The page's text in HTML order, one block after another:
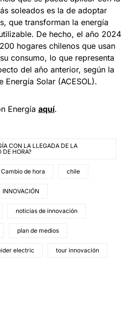
soleados es la de adoptar
que transforman la energía
De hecho, el año 2024
hogares chilenos que usan
consumo, lo que representa
del año anterior, según la
Energía Solar (ACESOL).
Energía aquí.
CON LA LLEGADA DE LA
DE HORA?
Cambio de hora chile
INNOVACIÓN
noticias de innovación
plan de medios
electric tour innovación